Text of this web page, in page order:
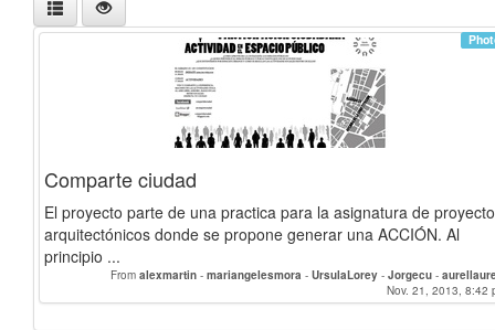
Comparte ciudad
El proyecto parte de una practica para la asignatura de
arquitectónicos donde se propone generar una ACCIÓN. Al
principio ...
From alexmartin - mariangelesmora - UrsulaLorey - Jorgecu -
cristinaaranda-
Nov. 21, 2013, 8:42